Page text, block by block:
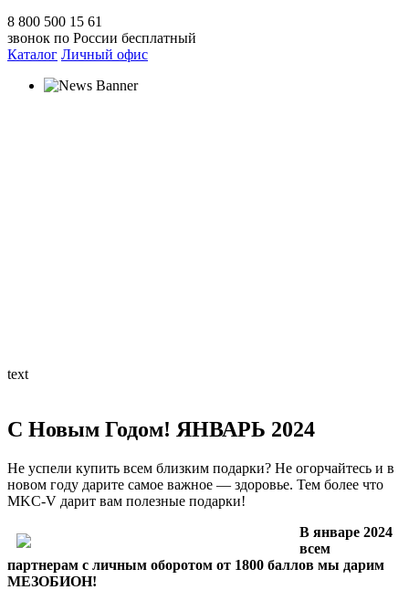
8 800 500 15 61
звонок по России бесплатный
Каталог Личный офис
text
С Новым Годом! ЯНВАРЬ 2024
Не успели купить всем близким подарки? Не огорчайтесь и в
новом году дарите самое важное — здоровье. Тем более что
MKC-V дарит вам полезные подарки!
В январе 2024
всем
партнерам с личным оборотом от 1800 баллов мы дарим
МЕЗОБИОН!